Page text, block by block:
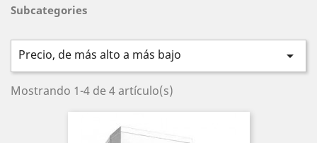
Subcategories
Precio, de más alto a más bajo 
Mostrando 1-4 de 4 artículo(s)